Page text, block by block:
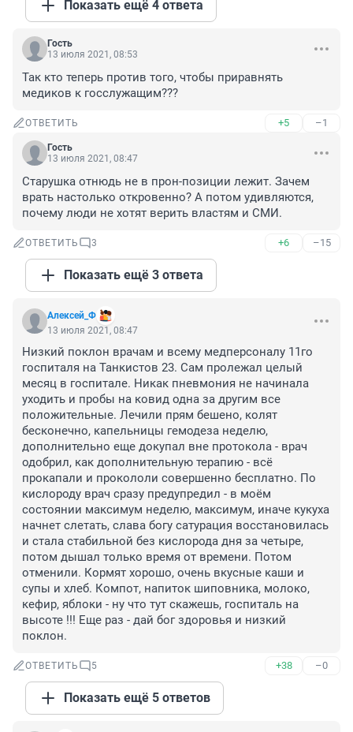
Показать ещё 4 ответа
Гость
13 июля 2021, 08:53
Так кто теперь против того, чтобы приравнять
медиков к госслужащим???
ОТВЕТИТЬ +5 –1
Гость
13 июля 2021, 08:47
Старушка отнюдь не в прон-позиции лежит. Зачем
врать настолько откровенно? А потом удивляются,
почему люди не хотят верить властям и СМИ.
ОТВЕТИТЬ 3 +6 –15
Показать ещё 3 ответа
Алексей_Ф
13 июля 2021, 08:47
Низкий поклон врачам и всему медперсоналу 11го
госпиталя на Танкистов 23. Сам пролежал целый
месяц в госпитале. Никак пневмония не начинала
уходить и пробы на ковид одна за другим все
положительные. Лечили прям бешено, колят
бесконечно, капельницы гемодеза неделю,
дополнительно еще докупал вне протокола - врач
одобрил, как дополнительную терапию - всё
прокапали и прокололи совершенно бесплатно. По
кислороду врач сразу предупредил - в моём
состоянии максимум неделю, максимум, иначе кукуха
начнет слетать, слава богу сатурация восстановилась
и стала стабильной без кислорода дня за четыре,
потом дышал только время от времени. Потом
отменили. Кормят хорошо, очень вкусные каши и
супы и хлеб. Компот, напиток шиповника, молоко,
кефир, яблоки - ну что тут скажешь, госпиталь на
высоте !!! Еще раз - дай бог здоровья и низкий
поклон.
ОТВЕТИТЬ 5 +38 –0
Показать ещё 5 ответов